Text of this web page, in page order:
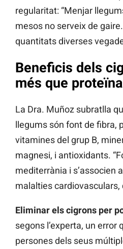
regularitat: “Menjar
mesos no serveix de
quantitats diverses
Beneficis dels
més que
La Dra. Muñoz subratlla
llegums són font de fibra,
vitamines del grup B,
magnesi, i antioxidants.
mediterrània i s’associen
malalties cardiovasculars,
Eliminar els cigrons per
segons l’experta, un error
persones dels seus